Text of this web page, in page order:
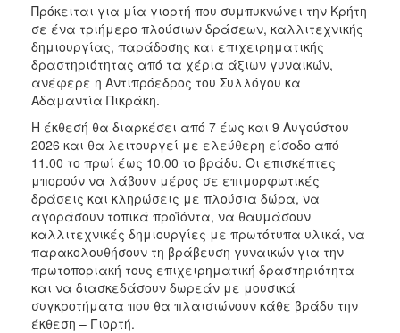
Πρόκειται για μία γιορτή που συμπυκνώνει την Κρήτη
σε ένα τριήμερο πλούσιων δράσεων, καλλιτεχνικής
δημιουργίας, παράδοσης και επιχειρηματικής
δραστηριότητας από τα χέρια άξιων γυναικών,
ανέφερε η Αντιπρόεδρος του Συλλόγου κα
Αδαμαντία Πικράκη.
Η έκθεσή θα διαρκέσει από 7 έως και 9 Αυγούστου
2026 και θα λειτουργεί με ελεύθερη είσοδο από
11.00 το πρωί έως 10.00 το βράδυ. Οι επισκέπτες
μπορούν να λάβουν μέρος σε επιμορφωτικές
δράσεις και κληρώσεις με πλούσια δώρα, να
αγοράσουν τοπικά προϊόντα, να θαυμάσουν
καλλιτεχνικές δημιουργίες με πρωτότυπα υλικά, να
παρακολουθήσουν τη βράβευση γυναικών για την
πρωτοποριακή τους επιχειρηματική δραστηριότητα
και να διασκεδάσουν δωρεάν με μουσικά
συγκροτήματα που θα πλαισιώνουν κάθε βράδυ την
έκθεση – Γιορτή.